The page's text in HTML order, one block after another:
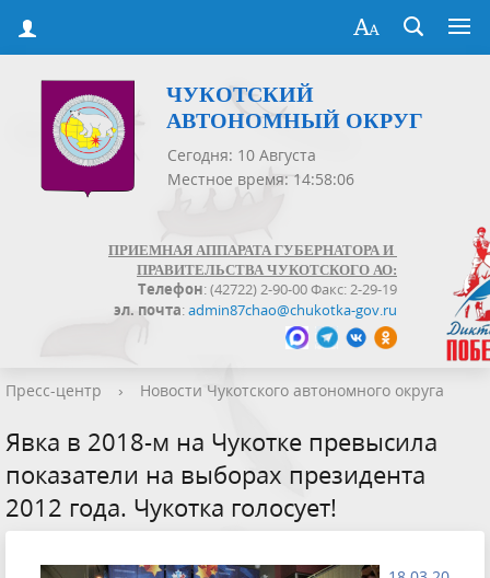
ЧУКОТСКИЙ
АВТОНОМНЫЙ ОКРУГ
Сегодня: 10 Августа
Местное время: 14:58:06
ПРИЕМНАЯ АППАРАТА ГУБЕРНАТОРА И
ПРАВИТЕЛЬСТВА ЧУКОТСКОГО АО:
Телефон: (42722) 2-90-00 Факс: 2-29-19
эл. почта:admin87chao@chukotka-gov.ru
Пресс-центр › Новости Чукотского автономного округа
Явка в 2018-м на Чукотке превысила
показатели на выборах президента
2012 года. Чукотка голосует!